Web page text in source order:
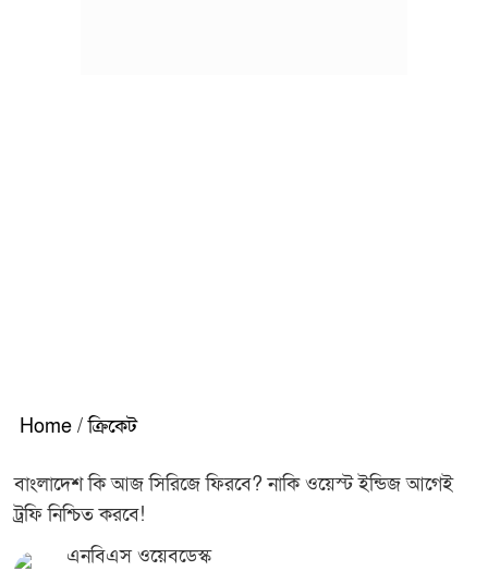
Home / ক্রিকেট
বাংলাদেশ কি আজ সিরিজে ফিরবে? নাকি ওয়েস্ট ইন্ডিজ আগেই
ট্রফি নিশ্চিত করবে!
এনবিএস ওয়েবডেস্ক